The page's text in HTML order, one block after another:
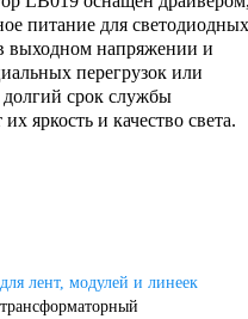
питание для светодиодных
выходном напряжении и
перегрузок или
срок службы
яркость и качество света.
для лент, модулей и линеек
трансформаторный